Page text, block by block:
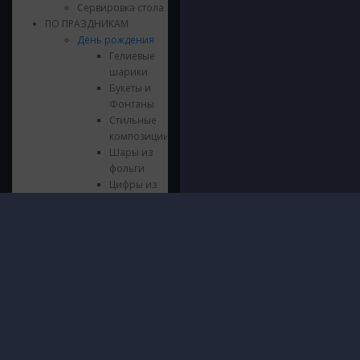
Сервировка стола
ПО ПРАЗДНИКАМ
День рождения
Гелиевые
шарики
Букеты и
Фонтаны
Стильные
композиции
Шары из
фольги
Цифры из